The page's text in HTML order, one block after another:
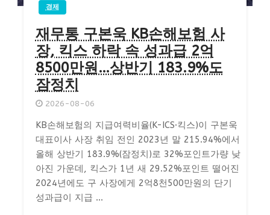
경제
재무통 구본욱 KB손해보험 사
장, 킥스 하락 속 성과급 2억
8500만원…상반기 183.9%도
잠정치
2026-08-06
KB손해보험의 지급여력비율(K-ICS·킥스)이 구본욱
대표이사 사장 취임 전인 2023년 말 215.94%에서
올해 상반기 183.9%(잠정치)로 32%포인트가량 낮
아진 가운데, 킥스가 1년 새 29.52%포인트 떨어진
2024년에도 구 사장에게 2억8천500만원의 단기
성과급이 지급 ...